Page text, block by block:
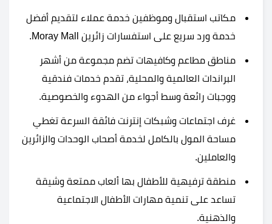
مكاتب استقبال وموظفين خدمة عملاء لتقديم أفضل
خدمة ورد سريع على استفسارات زائرين Moray Mall.
مناطق مطاعم وكافيهات تضم مجموعة من أشهر
البراندات العالمية والمحلية، تقدم خدمات فندقية
ووجبات رائعة وسط أجواء من الهدوء والخصوصية.
غرف اجتماعات وشبكات إنترنت فائقة السرعة تغطي
مساحة المول بالكامل لخدمة أصحاب الوحدات والزائرين
والعاملين.
منطقة ترفيهية للأطفال بها ألعاب ممتعة وشيقة
تساعد على تنمية مهارات الأطفال الاجتماعية
والذهنية.